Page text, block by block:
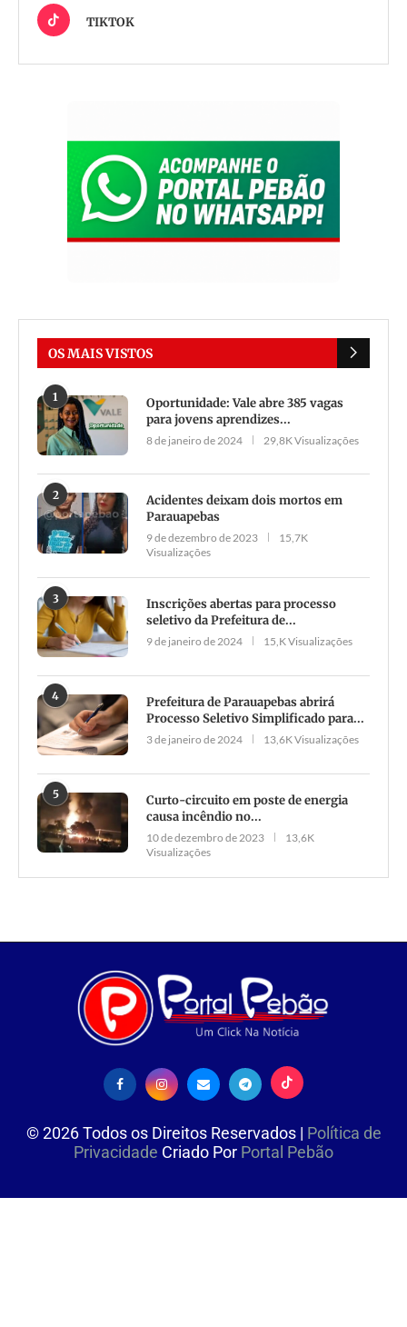
TIKTOK
OS MAIS VISTOS
1
Oportunidade: Vale abre 385 vagas
para jovens aprendizes...
8 de janeiro de 2024 29,8K Visualizações
2
Acidentes deixam dois mortos em
Parauapebas
9 de dezembro de 2023
15,7K
Visualizações
3
Inscrições abertas para processo
seletivo da Prefeitura de...
9 de janeiro de 2024 15,K Visualizações
4
Prefeitura de Parauapebas abrirá
Processo Seletivo Simplificado para...
3 de janeiro de 2024 13,6K Visualizações
5
Curto-circuito em poste de energia
causa incêndio no...
10 de dezembro de 2023
13,6K
Visualizações
©2026Todos os Direitos Reservados | Política de
Privacidade Criado Por Portal Pebão